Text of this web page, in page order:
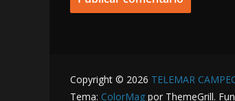
Copyright © 2026 TELEMAR
Tema: ColorMag por ThemeGrill.